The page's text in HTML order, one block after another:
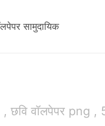
सामुदायिक
वॉलपेपर png ,